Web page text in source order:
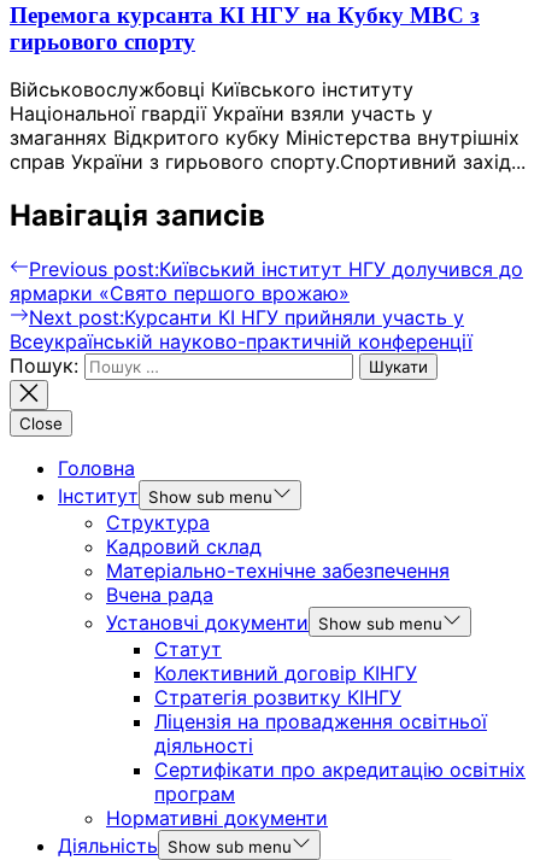
Перемога курсанта КІ НГУ на Кубку МВС з
гирьового спорту
Військовослужбовці Київського інституту
Національної гвардії України взяли участь у
змаганнях Відкритого кубку Міністерства внутрішніх
справ України з гирьового спорту.Спортивний захід...
Навігація записів
Previous post:Київський інститут НГУ долучився до
ярмарки «Свято першого врожаю»
Next post:Курсанти КІ НГУ прийняли участь у
Всеукраїнській науково-практичній конференції
Пошук:
Close
Головна
Інститут
Show sub menu
Структура
Кадровий склад
Матеріально-технічне забезпечення
Вчена рада
Установчі документи
Show sub menu
Статут
Колективний договір КІНГУ
Стратегія розвитку КІНГУ
Ліцензія на провадження освітньої
діяльності
Сертифікати про акредитацію освітніх
програм
Нормативні документи
Діяльність
Show sub menu